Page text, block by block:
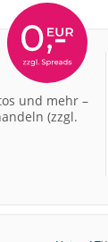
und mehr –
(zzgl.